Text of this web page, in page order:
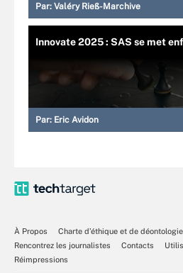
Par: Valéry Rieß-Marchive
Innovate 2025 : SAS se met
Par: Eric Avidon
À Propos
Charte d’éthique et de déontologie
Rencontrez les journalistes
Contacts
Réimpressions